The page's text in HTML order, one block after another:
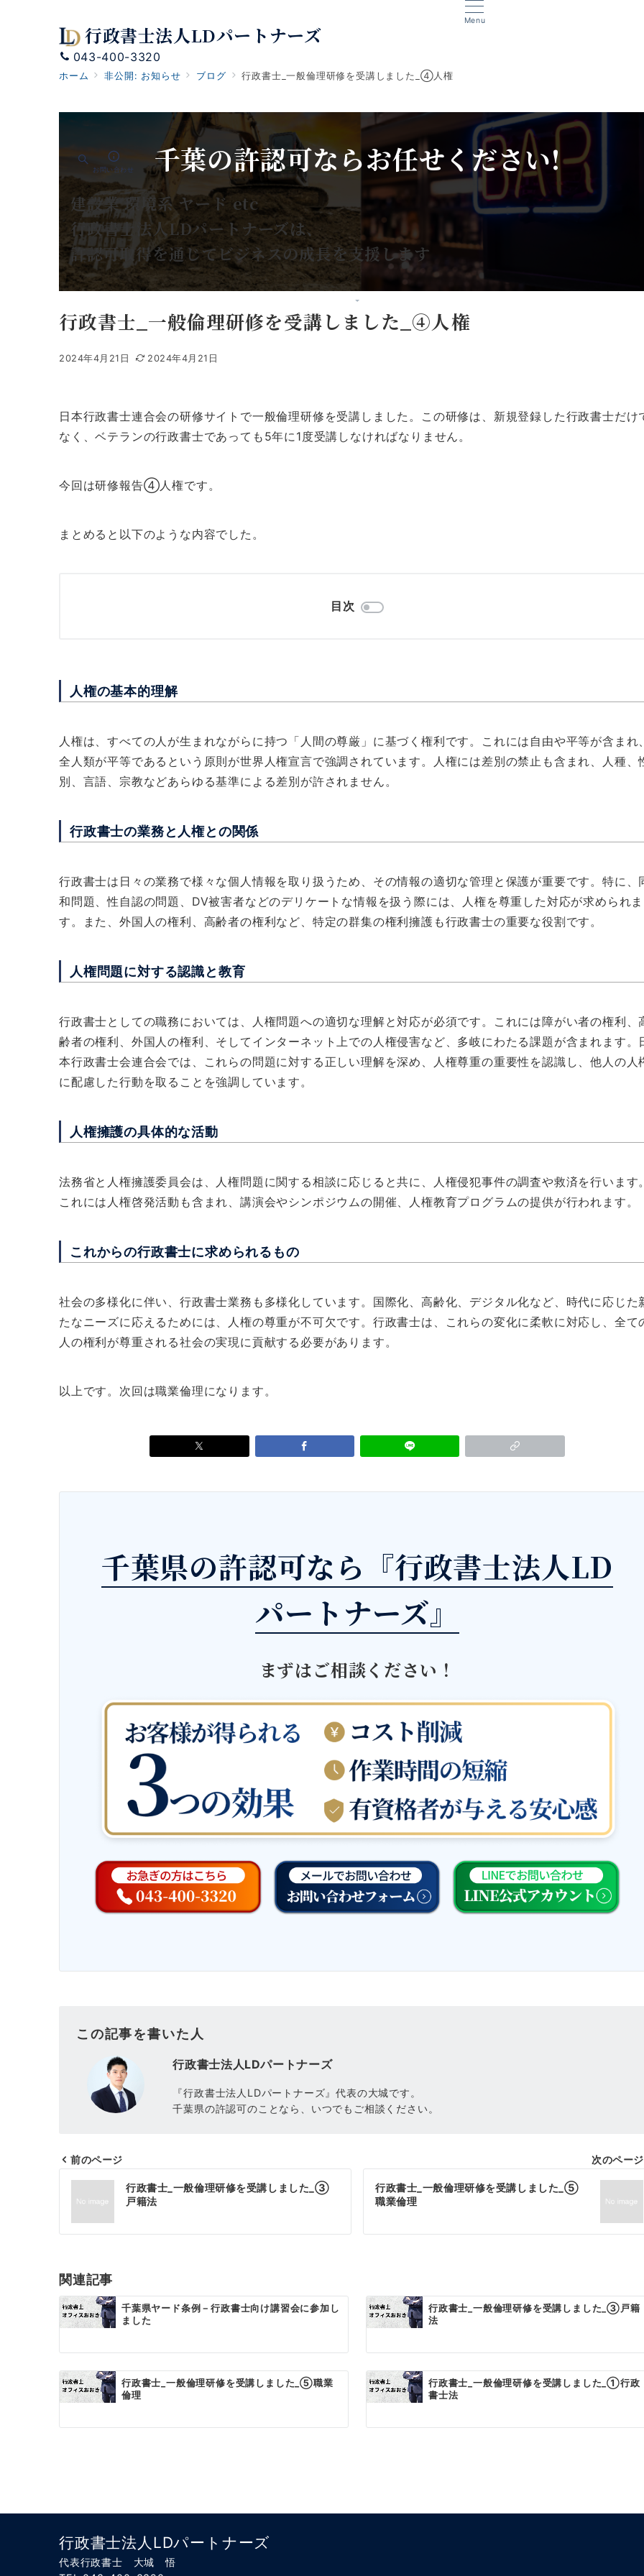
Menu
行政書士法人LDパートナーズ
043-400-3320
お問い合わせ
ホーム 非公開: お知らせ ブログ 行政書士_一般倫理研修を受講しました_④人権
千葉の許認可ならお任せください!
建設業 環境系 ヤード etc
行政書士法人LDパートナーズは、
許認可取得を通じてビジネスの成長を支援します
行政書士_一般倫理研修を受講しました_④人権
2024年4月21日 2024年4月21日
日本行政書士連合会の研修サイトで一般倫理研修を受講しました。この研修は、新規登録した行政書士だけ
なく、ベテランの行政書士であっても5年に1度受講しなければなりません。
今回は研修報告④人権です。
まとめると以下のような内容でした。
目次
人権の基本的理解
人権は、すべての人が生まれながらに持つ「人間の尊厳」に基づく権利です。これには自由や平等が含まれ
全人類が平等であるという原則が世界人権宣言で強調されています。人権には差別の禁止も含まれ、人種、
別、言語、宗教などあらゆる基準による差別が許されません。
行政書士の業務と人権との関係
行政書士は日々の業務で様々な個人情報を取り扱うため、その情報の適切な管理と保護が重要です。特に、
和問題、性自認の問題、DV被害者などのデリケートな情報を扱う際には、人権を尊重した対応が求められま
す。また、外国人の権利、高齢者の権利など、特定の群集の権利擁護も行政書士の重要な役割です。
人権問題に対する認識と教育
行政書士としての職務においては、人権問題への適切な理解と対応が必須です。これには障がい者の権利、
齢者の権利、外国人の権利、そしてインターネット上での人権侵害など、多岐にわたる課題が含まれます。
本行政書士会連合会では、これらの問題に対する正しい理解を深め、人権尊重の重要性を認識し、他人の人
に配慮した行動を取ることを強調しています。
人権擁護の具体的な活動
法務省と人権擁護委員会は、人権問題に関する相談に応じると共に、人権侵犯事件の調査や救済を行います
これには人権啓発活動も含まれ、講演会やシンポジウムの開催、人権教育プログラムの提供が行われます。
これからの行政書士に求められるもの
社会の多様化に伴い、行政書士業務も多様化しています。国際化、高齢化、デジタル化など、時代に応じた
たなニーズに応えるためには、人権の尊重が不可欠です。行政書士は、これらの変化に柔軟に対応し、全て
人の権利が尊重される社会の実現に貢献する必要があります。
以上です。次回は職業倫理になります。
千葉県の許認可なら『行政書士法人LD
パートナーズ』
まずはご相談ください！
この記事を書いた人
行政書士法人LDパートナーズ
『行政書士法人LDパートナーズ』代表の大城です。
千葉県の許認可のことなら、いつでもご相談ください。
投
ナ
ゲ
ー
シ
ョ
ン
前のページ
行政書士_一般倫理研修を受講しました_③
戸籍法
次のページ
行政書士_一般倫理研修を受講しました_⑤
職業倫理
関連記事
千葉県ヤード条例－行政書士向け講習会に参加し
ました
行政書士_一般倫理研修を受講しました_③戸籍
法
行政書士_一般倫理研修を受講しました_⑤職業
倫理
行政書士_一般倫理研修を受講しました_①行政
書士法
行政書士法人LDパートナーズ
代表行政書士 大城 悟